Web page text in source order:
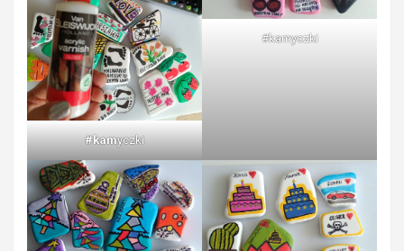
#kamyczki
#kamyczki